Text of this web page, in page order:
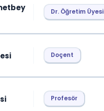
Dr. Öğretim Üyesi
Doçent
Profesör